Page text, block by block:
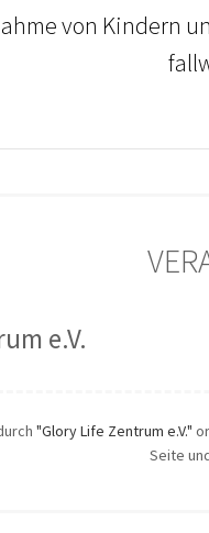
von Kindern
e.V.
"Glory Life Zentrum e.V."
Seite